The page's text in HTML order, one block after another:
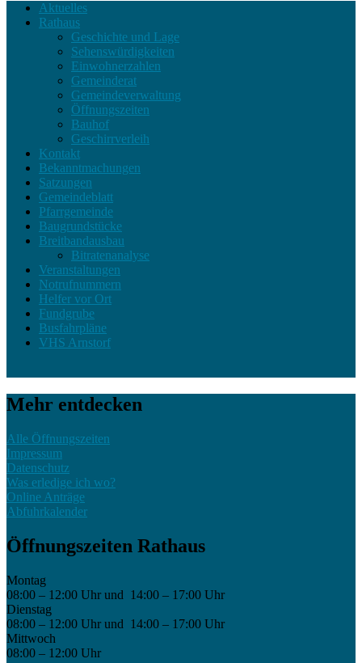
Aktuelles
Rathaus
Geschichte und Lage
Sehenswürdigkeiten
Einwohnerzahlen
Gemeinderat
Gemeindeverwaltung
Öffnungszeiten
Bauhof
Geschirrverleih
Kontakt
Bekanntmachungen
Satzungen
Gemeindeblatt
Pfarrgemeinde
Baugrundstücke
Breitbandausbau
Bitratenanalyse
Veranstaltungen
Notrufnummern
Helfer vor Ort
Fundgrube
Busfahrpläne
VHS Arnstorf
Mehr entdecken
Alle Öffnungszeiten
Impressum
Datenschutz
Was erledige ich wo?
Online Anträge
Abfuhrkalender
Öffnungszeiten Rathaus
Montag
08:00 – 12:00 Uhr und 14:00 – 17:00 Uhr
Dienstag
08:00 – 12:00 Uhr und 14:00 – 17:00 Uhr
Mittwoch
08:00 – 12:00 Uhr